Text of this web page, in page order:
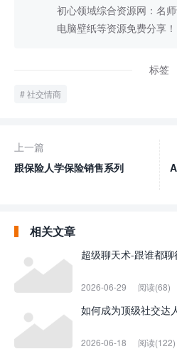
初心领域综合资源网：名
电脑壁纸等资源免费分享！
标签
社交情商
上一篇
跟保险人学保险销售系列
相关文章
超级聊天术-跟谁都聊
2026-06-29 阅读(68)
如何成为顶级社交达
2026-06-18 阅读(122)